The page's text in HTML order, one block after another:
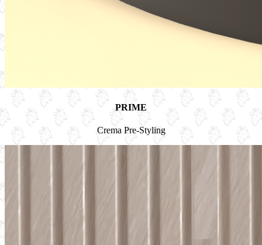
PRIME
Crema Pre-Styling